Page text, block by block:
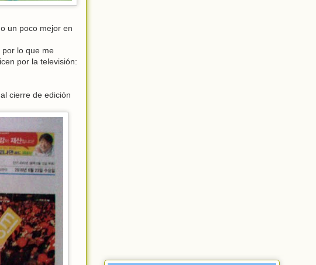
un poco mejor en
por lo que me
por la televisión:
cierre de edición